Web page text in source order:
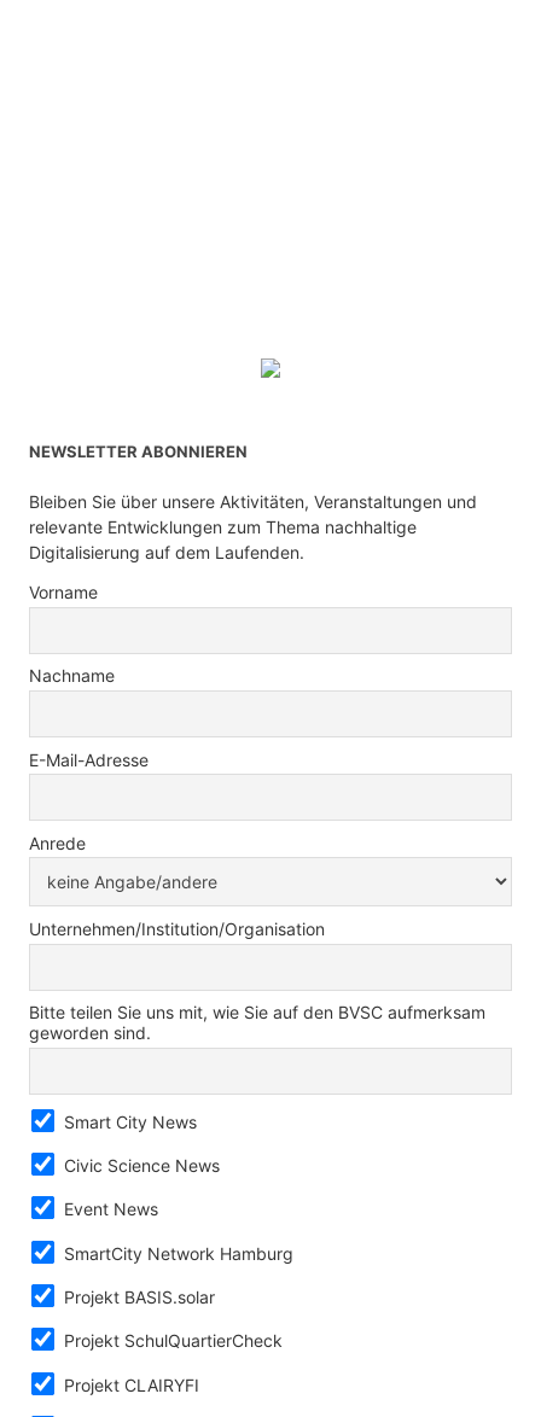
NEWSLETTER ABONNIEREN
Bleiben Sie über unsere Aktivitäten, Veranstaltungen und
relevante Entwicklungen zum Thema nachhaltige
Digitalisierung auf dem Laufenden.
Vorname
Nachname
E-Mail-Adresse
Anrede
Unternehmen/Institution/Organisation
Bitte teilen Sie uns mit, wie Sie auf den BVSC aufmerksam
geworden sind.
Smart City News
Civic Science News
Event News
SmartCity Network Hamburg
Projekt BASIS.solar
Projekt SchulQuartierCheck
Projekt CLAIRYFI